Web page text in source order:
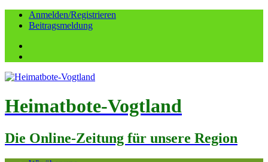
Anmelden/Registrieren
Beitragsmeldung
Heimatbote-Vogtland
Die Online-Zeitung für unsere Region